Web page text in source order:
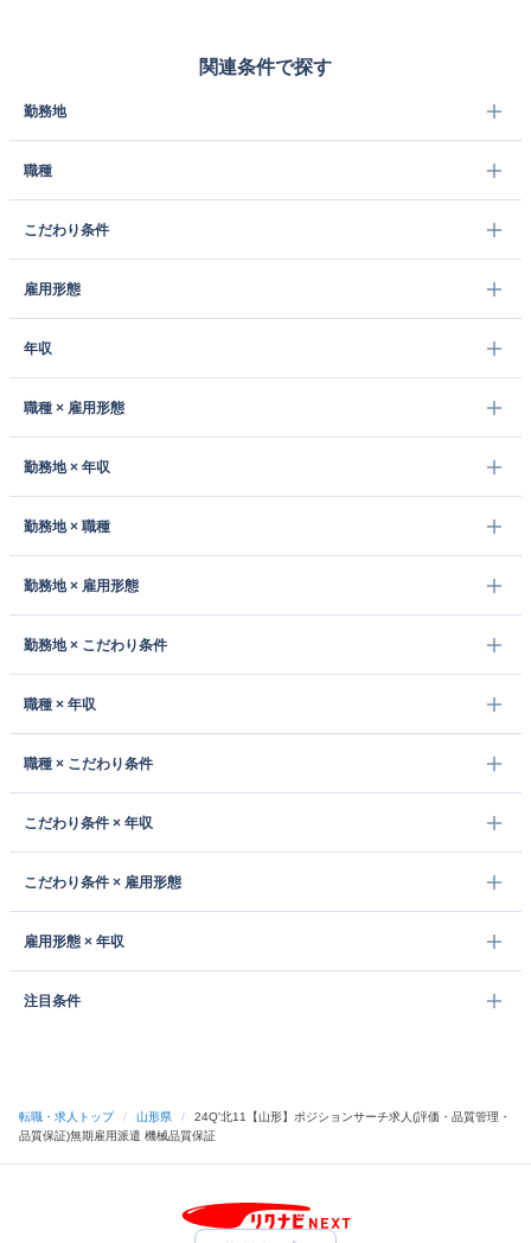
関連条件で探す
勤務地
職種
こだわり条件
雇用形態
年収
職種 × 雇用形態
勤務地 × 年収
勤務地 × 職種
勤務地 × 雇用形態
勤務地 × こだわり条件
職種 × 年収
職種 × こだわり条件
こだわり条件 × 年収
こだわり条件 × 雇用形態
雇用形態 × 年収
注目条件
転職・求人トップ / 山形県 /
24Q'北11【山形】ポジションサーチ求人(評価・品質管理・
品質保証)無期雇用派遣 機械品質保証